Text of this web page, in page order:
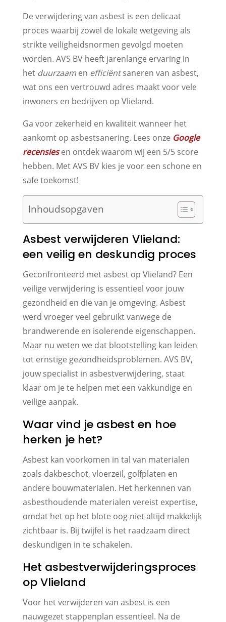
De verwijdering van asbest is een delicaat
proces waarbij zowel de lokale wetgeving als
strikte veiligheidsnormen gevolgd moeten
worden. AVS BV heeft jarenlange ervaring in
het duurzaamen efficiëntsaneren van asbest,
wat ons een vertrouwd adres maakt voor vele
inwoners en bedrijven op Vlieland.
Ga voor zekerheid en kwaliteit wanneer het
aankomt op asbestsanering. Lees onze Google
recensiesen ontdek waarom wij een 5/5 score
hebben. Met AVS BV kies je voor een schone en
safe toekomst!
Inhoudsopgaven
Asbest verwijderen Vlieland:
een veilig en deskundig proces
Geconfronteerd met asbest op Vlieland? Een
veilige verwijdering is essentieel voor jouw
gezondheid en die van je omgeving. Asbest
werd vroeger veel gebruikt vanwege de
brandwerende en isolerende eigenschappen.
Maar nu weten we dat blootstelling kan leiden
tot ernstige gezondheidsproblemen. AVS BV,
jouw specialist in asbestverwijdering, staat
klaar om je te helpen met een vakkundige en
veilige aanpak.
Waar vind je asbest en hoe
herken je het?
Asbest kan voorkomen in tal van materialen
zoals dakbeschot, vloerzeil, golfplaten en
andere bouwmaterialen. Het herkennen van
asbesthoudende materialen vereist expertise,
omdat het op het blote oog niet altijd makkelijk
zichtbaar is. Bij twijfel is het raadzaam direct
deskundigen in te schakelen.
Het asbestverwijderingsproces
op Vlieland
Voor het verwijderen van asbest is een
nauwgezet stappenplan essentieel. Na de